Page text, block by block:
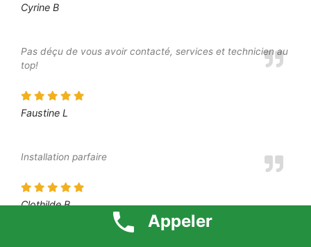
Cyrine B
Pas déçu de vous avoir contacté, services et technicien au
top!
Faustine L
Installation parfaire
Clothilde B
Appeler